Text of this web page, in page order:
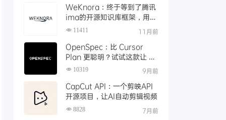
WeKnora：终于等到了腾讯
ima的开源知识库框架，用
API 轻松打造本地智能文档检
11411 11月前
OpenSpec：比 Cursor
Plan 更聪明？试试这款让 AI
编码更靠谱的规范驱动工具
10319 9月前
CapCut API：一个剪映API
开源项目，让AI自动剪辑视频
8828 7月前